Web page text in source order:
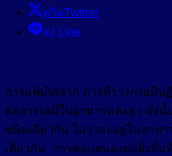
ทวีตTwitter
ส่ง Line
การแพ้เกิดจาก การที่ร่างกายมีป
ต่อสารเคมีในอาหารและยา ดังนั้
ชนิดเดียวกัน ไม่ว่าจะอยู่ในอาห
เดียวกัน การตอบสนองต่อสิ่งที่แ